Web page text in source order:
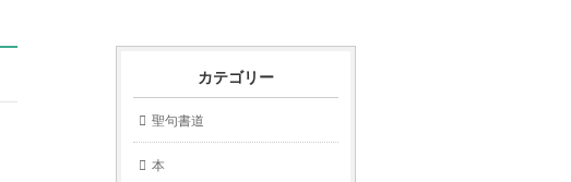
カテゴリー
聖句書道
本